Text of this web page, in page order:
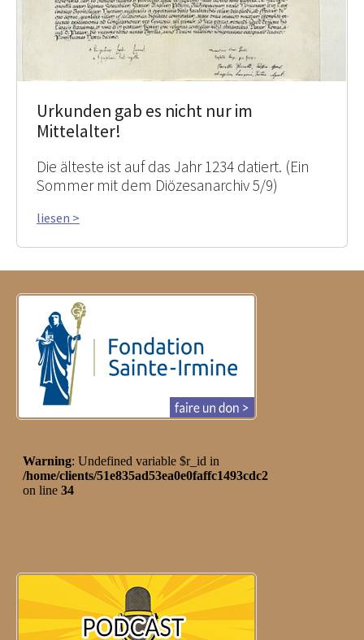
Urkunden gab es nicht nur im
Mittelalter!
Die älteste ist auf das Jahr 1234 datiert. (Ein
Sommer mit dem Diözesanarchiv 5/9)
liesen >